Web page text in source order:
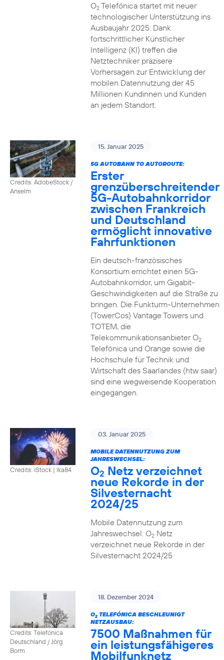
O2Telefónica startet mit neuer
technologischer Unterstützung ins
Ausbaujahr 2025: Dank
fortschrittlicher Künstlicher
Intelligenz (KI) treffen die
Netztechniker präzisere
Vorhersagen zur Entwicklung der
mobilen Datennutzung der 45
Millionen Kundinnen und Kunden
an jedem Standort.
Credits: AdobeStock /
Anselm
15. Januar 2025
5G AUTOBAHN TO AUTOROUTE:
Erster
grenzüberschreitender
5G-Autobahnkorridor
zwischen Frankreich
und Deutschland
ermöglicht innovative
Fahrfunktionen
Ein deutsch-französisches
Konsortium errichtet einen 5G-
Autobahnkorridor, um Gigabit-
Geschwindigkeiten auf die Straße zu
bringen. Die Funkturm-Unternehmen
(TowerCos) Vantage Towers und
TOTEM, die
Telekommunikationsanbieter O2
Telefónica und Orange sowie die
Hochschule für Technik und
Wirtschaft des Saarlandes (htw saar)
sind eine wegweisende Kooperation
eingegangen.
Credits: iStock | Ika84
03. Januar 2025
MOBILE DATENNUTZUNG ZUM
JAHRESWECHSEL:
O2 Netz verzeichnet
neue Rekorde in der
Silvesternacht
2024/25
Mobile Datennutzung zum
Jahreswechsel: O2Netz
verzeichnet neue Rekorde in der
Silvesternacht 2024/25
Credits: Telefónica
Deutschland / Jörg
Borm
18. Dezember 2024
O2TELEFÓNICA BESCHLEUNIGT
NETZAUSBAU:
7500 Maßnahmen für
ein leistungsfähigeres
Mobilfunknetz